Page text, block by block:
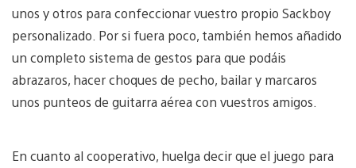
unos y otros para confeccionar vuestro propio Sackboy
personalizado. Por si fuera poco, también hemos añadido
un completo sistema de gestos para que podáis
abrazaros, hacer choques de pecho, bailar y marcaros
unos punteos de guitarra aérea con vuestros amigos.
En cuanto al cooperativo, huelga decir que el juego para